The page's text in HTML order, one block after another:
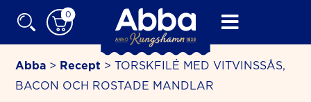
0
Abba > Recept >TORSKFILÉ MED VITVINSSÅS,
BACON OCH ROSTADE MANDLAR